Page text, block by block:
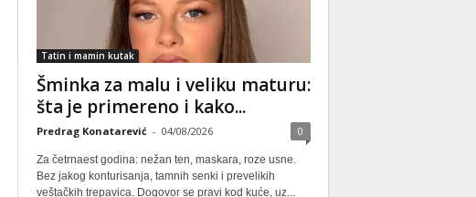
Tatin i mamin kutak
Šminka za malu i veliku maturu:
šta je primereno i kako...
Predrag Konatarević - 04/08/2026 0
Za četrnaest godina: nežan ten, maskara, roze usne.
Bez jakog konturisanja, tamnih senki i prevelikih
veštačkih trepavica. Dogovor se pravi kod kuće, uz...